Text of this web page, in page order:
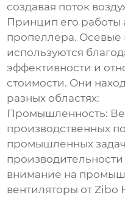
создавая поток
Принцип его работы
пропеллера.
используются
эффективности и
стоимости. Они
разных областях:
Промышленность:
производственных
промышленных
внимание на
вентиляторы отZibo